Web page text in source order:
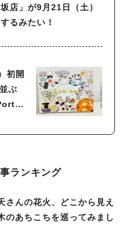
坂店」が9月21日（土）
るみたい！
初開
ぶ
ランキング
さんの花火、どこから見え
のあちこちを巡ってみまし